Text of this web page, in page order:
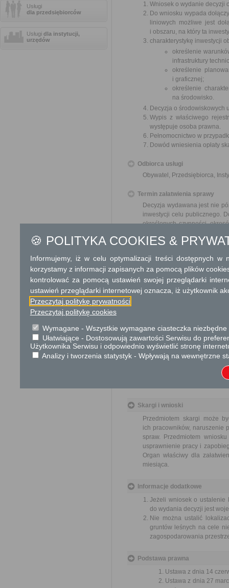
Usługi
dla przedsiębiorców
Usługi dla instytucji,
urzędów
Wniosek o wydanie decyzji
Do wniosku wypada
liniowych możliwe jest
i obszaru, na który ta
charakterystykę inwestycji
określenie
infrastruktury
określenie
i graficznej;
określenie
na środowisko.
Decyzja o środowiskowych
Wypis z właściwego
występuje osoba prawna.
Pełnomocnictwo w
Dowód wniesienia opłaty
Odbiorca usługi
Obywatel, Przedsiębiorca,
Termin załatwienia sprawy
Decyzja wydawana jest nie
inwestycji celu publicznego.
określonych czynności,
Dodatkowe
Opłata
17 zł opłata skarbowa za
Tryb odwoławczy
Odwołanie wnosi się do
za pośrednictwem organu,
Skargi i wnioski
Przedmiotem skargi może
ich pracowników, naruszenie
spraw. Przedmiotem
usprawnienie pracy i
Organ właściwy dla
miesiąca.
Informacje dodatkowe
Jeżeli wniosek o ustalenie
do wydania decyzji jest
Nie można ustalić
gruntów leśnych na cele
zagospodarowania
Podstawa prawna
Ustawa z dnia 14
Ustawa z dnia 27
🍪 POLITYKA COOKIES &
Informujemy, iż w celu optymalizacji treści dostępnych w
korzystamy z informacji zapisanych za pomocą plików
kontrolować za pomocą ustawień swojej przeglądarki
ustawień przeglądarki internetowej oznacza, iż użytkownik
Przeczytaj politykę prywatności
Przeczytaj politykę cookies
Wymagane - Wszystkie wymagane ciasteczka
Ułatwiające - Dostosowują zawartości Serwisu do
Użytkownika Serwisu i odpowiednio wyświetlić stronę
Analizy i tworzenia statystyk - Wpływają na wewnętrzne